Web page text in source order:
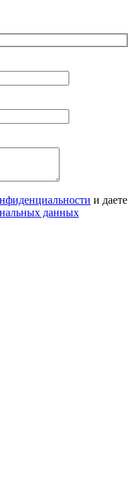
и даете
данных